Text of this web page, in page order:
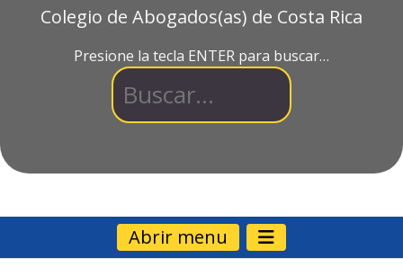
Colegio de Abogados(as) de Costa Rica
Presione la tecla ENTER para buscar…
Abrir menu